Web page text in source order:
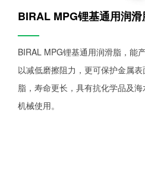
BIRAL MPG锂基通用润滑
——
BIRAL MPG锂基通用润滑脂，能
以减低磨擦阻力，更可保护金属
脂，寿命更长，具有抗化学品及
机械使用。